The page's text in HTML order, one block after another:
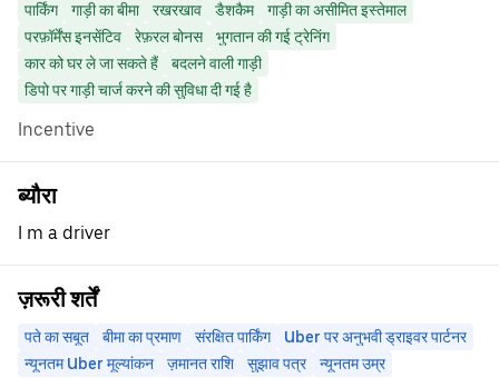
पार्किंग गाड़ी का बीमा रखरखाव डैशकैम
गाड़ी का असीमित इस्तेमाल
परफ़ॉर्मेंस इनसेंटिव
रेफ़रल बोनस
भुगतान की गई ट्रेनिंग
कार को घर ले जा सकते हैं
बदलने वाली गाड़ी
डिपो पर गाड़ी चार्ज करने की सुविधा दी गई है
Incentive
ब्यौरा
I m a driver
ज़रूरी शर्तें
पते का सबूत बीमा का प्रमाण संरक्षित पार्किंग
Uber पर अनुभवी ड्राइवर पार्टनर
न्यूनतम Uber मूल्यांकन
ज़मानत राशि सुझाव पत्र न्यूनतम उम्र